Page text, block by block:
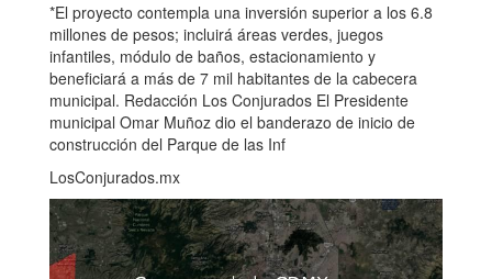
*El proyecto contempla una inversión superior a los 6.8
millones de pesos; incluirá áreas verdes, juegos
infantiles, módulo de baños, estacionamiento y
beneficiará a más de 7 mil habitantes de la cabecera
municipal. Redacción Los Conjurados El Presidente
municipal Omar Muñoz dio el banderazo de inicio de
construcción del Parque de las Inf
LosConjurados.mx